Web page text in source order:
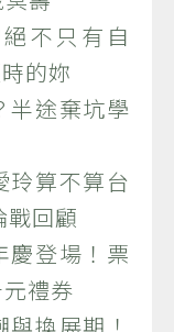
不只有自
的妳
途棄坑學
算不算台
回顧
登場！票
禮券